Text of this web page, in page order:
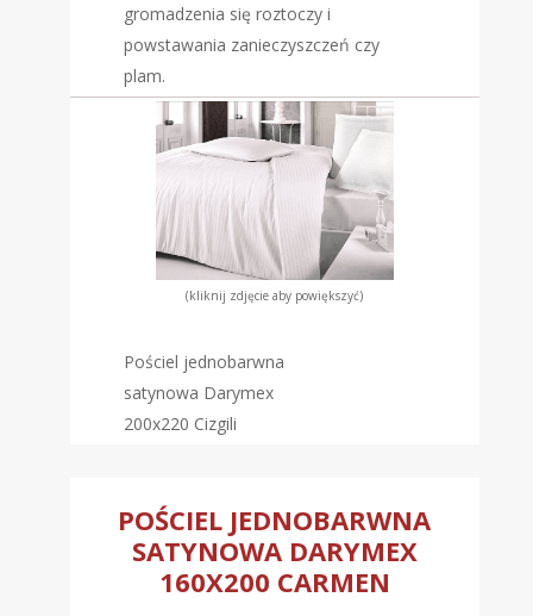
gromadzenia się roztoczy i
powstawania zanieczyszczeń czy
plam.
(kliknij zdjęcie aby powiększyć)
Pościel jednobarwna
satynowa Darymex
200x220 Cizgili
POŚCIEL JEDNOBARWNA
SATYNOWA DARYMEX
160X200 CARMEN